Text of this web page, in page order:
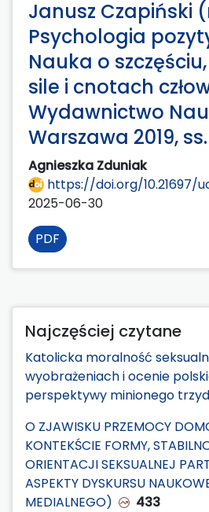
Janusz Czapiński
Psychologia
Nauka o
sile i cnotach
Wydawnictwo
Warszawa 2019,
Agnieszka Zduniak
https://doi.org/10.21697/
2025-06-30
PDF
Najczęściej czytane
Katolicka moralność
wyobrażeniach i ocenie
perspektywy minionego
O ZJAWISKU PRZEMOCY
KONTEKŚCIE FORMY,
ORIENTACJI SEKSUALNEJ
ASPEKTY DYSKURSU
MEDIALNEGO)
433